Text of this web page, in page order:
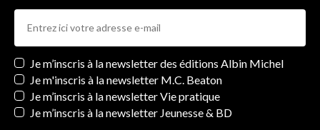
Newsletters
Je m’inscris à la newsletter des éditions Albin Michel
Je m'inscris à la newsletter M.C. Beaton
Je m’inscris à la newsletter Vie pratique
Je m’inscris à la newsletter Jeunesse & BD